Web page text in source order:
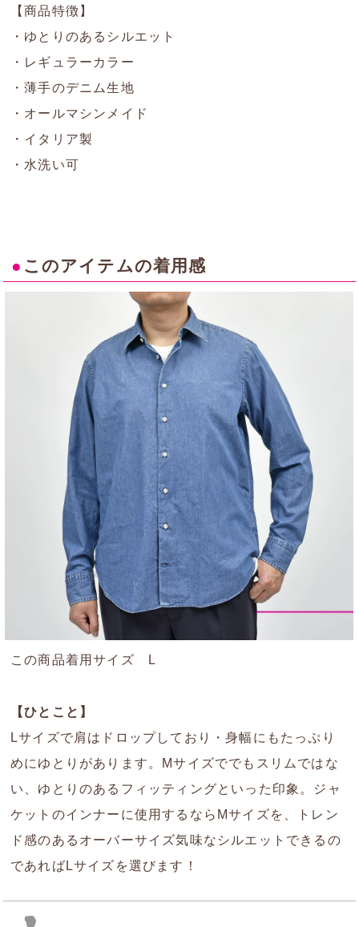
【商品特徴】
・ゆとりのあるシルエット
・レギュラーカラー
・薄手のデニム生地
・オールマシンメイド
・イタリア製
・水洗い可
● このアイテムの着用感
この商品着用サイズ L
【ひとこと】
Lサイズで肩はドロップしており・身幅にもたっぷり
めにゆとりがあります。Mサイズででもスリムではな
い、ゆとりのあるフィッティングといった印象。ジャ
ケットのインナーに使用するならMサイズを、トレン
ド感のあるオーバーサイズ気味なシルエットできるの
であればLサイズを選びます！